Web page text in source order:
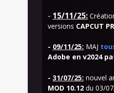
- 15/11/25:
versions CAPCUT
- 09/11/25: MAJ
Adobe en v2024
- 31/07/25: nouvel
MOD 10.12 du 03/